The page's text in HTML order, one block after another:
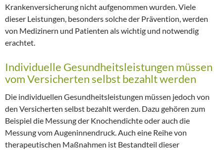
Krankenversicherung nicht aufgenommen wurden. Viele
dieser Leistungen, besonders solche der Prävention, werden
von Medizinern und Patienten als wichtig und notwendig
erachtet.
Individuelle Gesundheitsleistungen müssen
vom Versicherten selbst bezahlt werden
Die individuellen Gesundheitsleistungen müssen jedoch von
den Versicherten selbst bezahlt werden. Dazu gehören zum
Beispiel die Messung der Knochendichte oder auch die
Messung vom Augeninnendruck. Auch eine Reihe von
therapeutischen Maßnahmen ist Bestandteil dieser